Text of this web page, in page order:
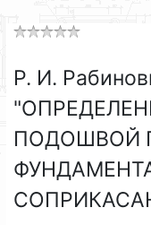
Р. И.
ПОДОШВОЙ